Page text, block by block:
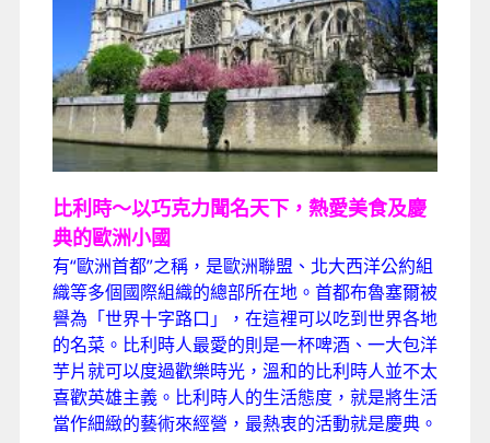
比利時～以巧克力聞名天下，熱愛美食及慶
典的歐洲小國
有“歐洲首都”之稱，是歐洲聯盟、北大西洋公約組
織等多個國際組織的總部所在地。首都布魯塞爾被
譽為「世界十字路口」，在這裡可以吃到世界各地
的名菜。比利時人最愛的則是一杯啤酒、一大包洋
芋片就可以度過歡樂時光，溫和的比利時人並不太
喜歡英雄主義。比利時人的生活態度，就是將生活
當作細緻的藝術來經營，最熱衷的活動就是慶典。